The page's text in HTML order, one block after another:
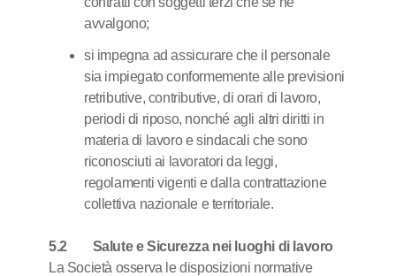
avvalgono;
si impegna ad assicurare che il personale
sia impiegato conformemente alle previsioni
retributive, contributive, di orari di lavoro,
periodi di riposo, nonché agli altri diritti in
materia di lavoro e sindacali che sono
riconosciuti ai lavoratori da leggi,
regolamenti vigenti e dalla contrattazione
collettiva nazionale e territoriale.
5.2 Salute e Sicurezza nei luoghi di lavoro
La Società osserva le disposizioni normative